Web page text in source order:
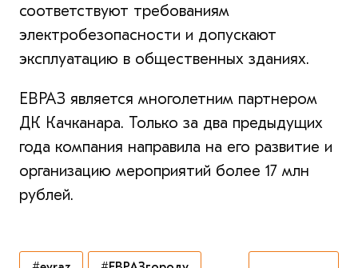
соответствуют требованиям
электробезопасности и допускают
эксплуатацию в общественных зданиях.
ЕВРАЗ является многолетним партнером
ДК Качканара. Только за два предыдущих
года компания направила на его развитие и
организацию мероприятий более 17 млн
рублей.